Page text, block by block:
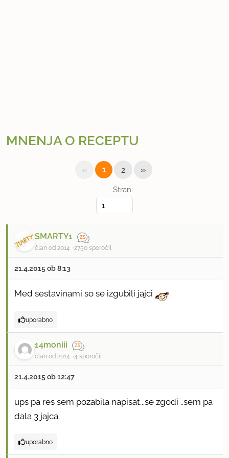
MNENJA O RECEPTU
Stran:
« 1 2 »
SMARTY1
član od 2014 2750 sporočil
21.4.2015 ob 8:13
Med sestavinami so se izgubili jajci .
uporabno
14moniii
član od 2014 4 sporočil
21.4.2015 ob 12:47
ups pa res sem pozabila napisat...se zgodi ..sem pa
dala 3 jajca.
uporabno